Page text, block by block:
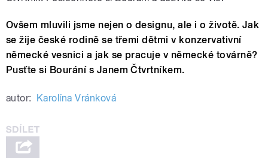
Ovšem mluvili jsme nejen o designu, ale i o životě. Jak
se žije české rodině se třemi dětmi v konzervativní
německé vesnici a jak se pracuje v německé továrně?
Pusťte si Bourání s Janem Čtvrtníkem.
autor: Karolína Vránková